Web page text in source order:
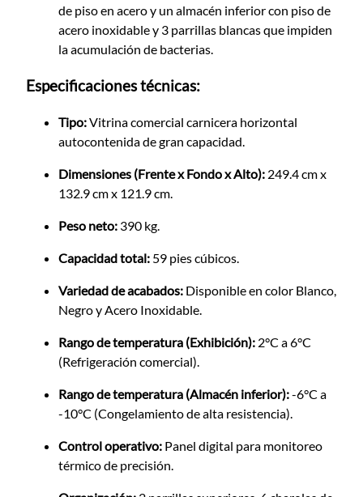
de piso en acero y un almacén inferior con piso de
acero inoxidable y 3 parrillas blancas que impiden
la acumulación de bacterias.
Especificaciones técnicas:
Tipo:Vitrina comercial carnicera horizontal
autocontenida de gran capacidad.
Dimensiones (Frente x Fondo x Alto): 249.4 cm x
132.9 cm x 121.9 cm.
Peso neto: 390 kg.
Capacidad total: 59 pies cúbicos.
Variedad de acabados: Disponible en color Blanco,
Negro y Acero Inoxidable.
Rango de temperatura (Exhibición): 2°C a 6°C
(Refrigeración comercial).
Rango de temperatura (Almacén inferior):-6°C a
-10°C (Congelamiento de alta resistencia).
Control operativo: Panel digital para monitoreo
térmico de precisión.